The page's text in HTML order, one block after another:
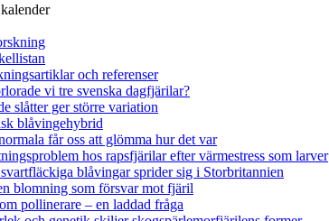
och referenser
vi tre svenska dagfjärilar?
slåtter ger större variation
blåvingehybrid
får oss att glömma hur det var
hos rapsfjärilar efter värmestress som larver
blåvingar sprider sig i Storbritannien
blomning som försvar mot fjäril
pollinerare – en laddad fråga